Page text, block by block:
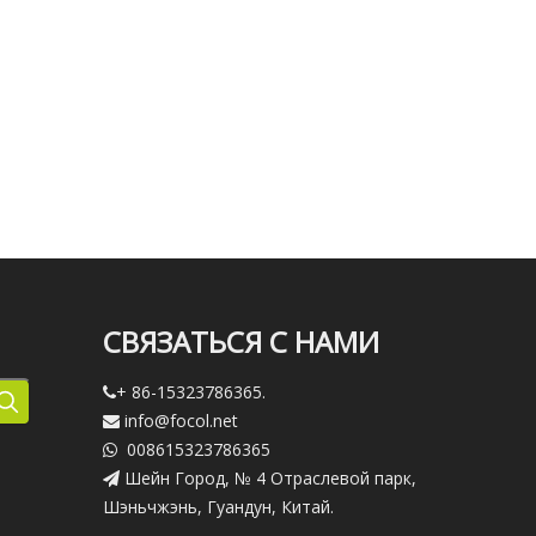
СВЯЗАТЬСЯ С НАМИ
+ 86-15323786365.
 info@focol.net
 008615323786365
 Шейн Город, № 4 Отраслевой парк,
Шэньчжэнь, Гуандун, Китай.